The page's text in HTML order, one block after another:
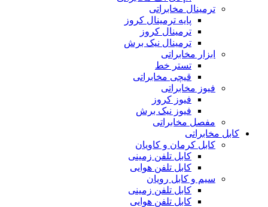
ترمینال مخابراتی
پایه ترمینال کروز
ترمینال کروز
ترمینال نیک برش
ابزار مخابراتی
تستر خط
قیچی مخابراتی
فیوز مخابراتی
فیوز کروز
فیوز نیک برش
مفصل مخابراتی
کابل مخابراتی
کابل کرمان و کاویان
کابل تلفن زمینی
کابل تلفن هوایی
سیم و کابل رویان
کابل تلفن زمینی
کابل تلفن هوایی